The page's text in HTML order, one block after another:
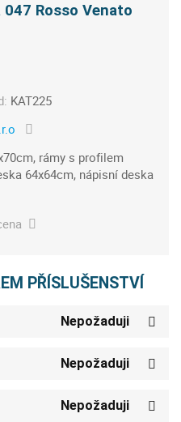
047 Rosso Venato
KAT225
rámy s profilem
64x64cm, nápisní deska
PŘÍSLUŠENSTVÍ
Nepožaduji
Nepožaduji
Nepožaduji